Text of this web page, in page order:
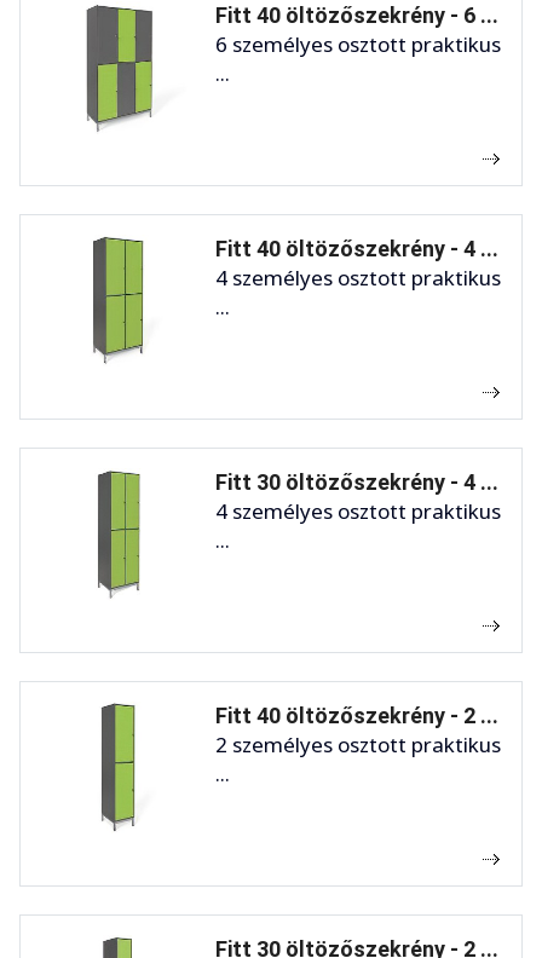
Fitt 40 öltözőszekrény - 6 ...
6 személyes osztott praktikus
...
Fitt 40 öltözőszekrény - 4 ...
4 személyes osztott praktikus
...
Fitt 30 öltözőszekrény - 4 ...
4 személyes osztott praktikus
...
Fitt 40 öltözőszekrény - 2 ...
2 személyes osztott praktikus
...
Fitt 30 öltözőszekrény - 2 ...